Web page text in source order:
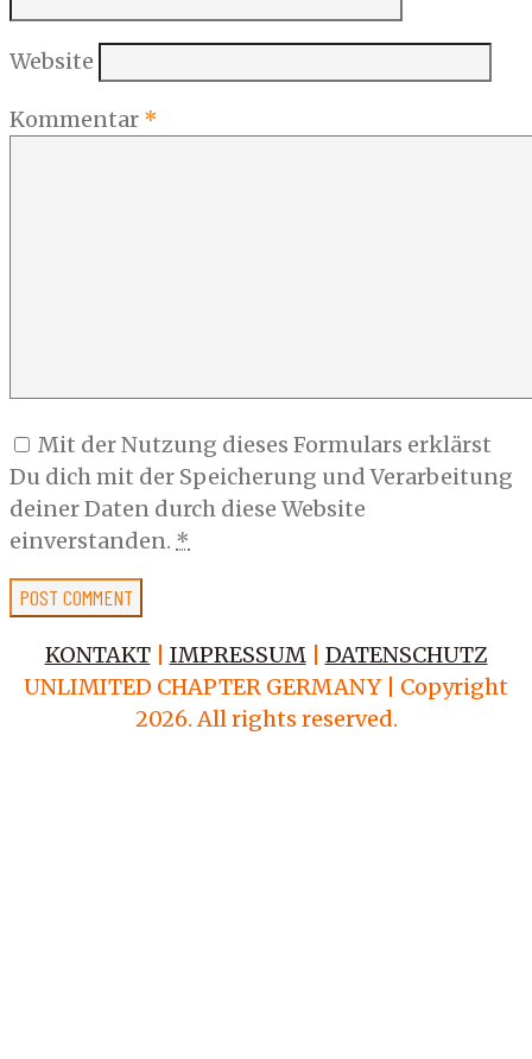
Website
Kommentar *
Mit der Nutzung dieses Formulars erklärst
Du dich mit der Speicherung und Verarbeitung
deiner Daten durch diese Website
einverstanden. *
KONTAKT IMPRESSUM
DATENSCHUTZ
UNLIMITED CHAPTER GERMANY | Copyright
2026. All rights reserved.